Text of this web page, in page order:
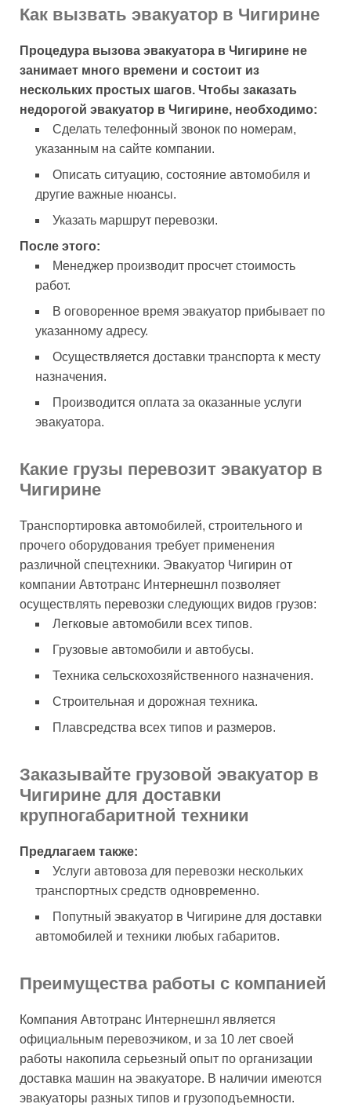
Как вызвать эвакуатор в Чигирине
Процедура вызова эвакуатора в Чигирине не
занимает много времени и состоит из
нескольких простых шагов. Чтобы заказать
недорогой эвакуатор в Чигирине, необходимо:
Сделать телефонный звонок по номерам,
указанным на сайте компании.
Описать ситуацию, состояние автомобиля и
другие важные нюансы.
Указать маршрут перевозки.
После этого:
Менеджер производит просчет стоимость
работ.
В оговоренное время эвакуатор прибывает по
указанному адресу.
Осуществляется доставки транспорта к месту
назначения.
Производится оплата за оказанные услуги
эвакуатора.
Какие грузы перевозит эвакуатор в
Чигирине
Транспортировка автомобилей, строительного и
прочего оборудования требует применения
различной спецтехники. Эвакуатор Чигирин от
компании Автотранс Интернешнл позволяет
осуществлять перевозки следующих видов грузов:
Легковые автомобили всех типов.
Грузовые автомобили и автобусы.
Техника сельскохозяйственного назначения.
Строительная и дорожная техника.
Плавсредства всех типов и размеров.
Заказывайте грузовой эвакуатор в
Чигирине для доставки
крупногабаритной техники
Предлагаем также:
Услуги автовоза для перевозки нескольких
транспортных средств одновременно.
Попутный эвакуатор в Чигирине для доставки
автомобилей и техники любых габаритов.
Преимущества работы с компанией
Компания Автотранс Интернешнл является
официальным перевозчиком, и за 10 лет своей
работы накопила серьезный опыт по организации
доставка машин на эвакуаторе. В наличии имеются
эвакуаторы разных типов и грузоподъемности.